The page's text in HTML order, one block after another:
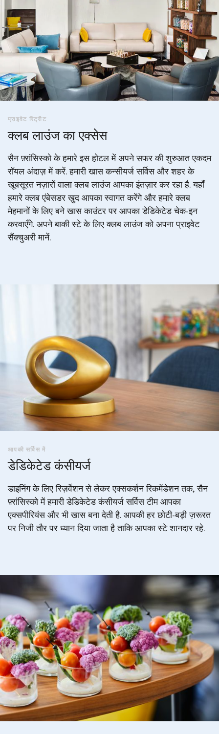
प्राइवेट रिट्रीट
क्लब लाउंज का एक्सेस
सैन फ़्रांसिस्को के हमारे इस होटल में अपने सफर की शुरुआत एकदम
रॉयल अंदाज़ में करें. हमारी खास कन्सीयर्ज सर्विस और शहर के
खूबसूरत नज़ारों वाला क्लब लाउंज आपका इंतज़ार कर रहा है. यहाँ
हमारे क्लब एंबेसडर खुद आपका स्वागत करेंगे और हमारे क्लब
मेहमानों के लिए बने खास काउंटर पर आपका डेडिकेटेड चेक-इन
करवाएँगे. अपने बाकी स्टे के लिए क्लब लाउंज को अपना प्राइवेट
सैंक्चुअरी मानें.
आपकी सर्विस में
डेडिकेटेड कंसीयर्ज
डाइनिंग के लिए रिज़र्वेशन से लेकर एक्सकर्शन रिकमेंडेशन तक, सैन
फ़्रांसिस्को में हमारी डेडिकेटेड कंसीयर्ज सर्विस टीम आपका
एक्सपीरियंस और भी खास बना देती है. आपकी हर छोटी-बड़ी ज़रूरत
पर निजी तौर पर ध्यान दिया जाता है ताकि आपका स्टे शानदार रहे.